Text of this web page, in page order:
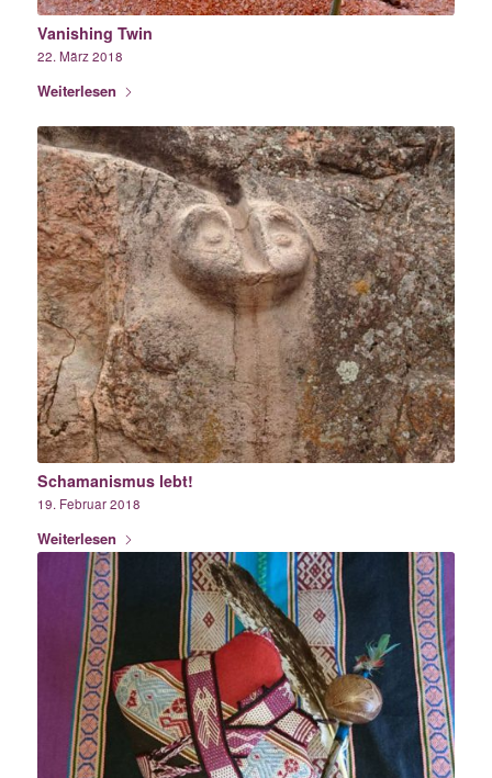
Vanishing Twin
22. März 2018
Weiterlesen
Schamanismus lebt!
19. Februar 2018
Weiterlesen